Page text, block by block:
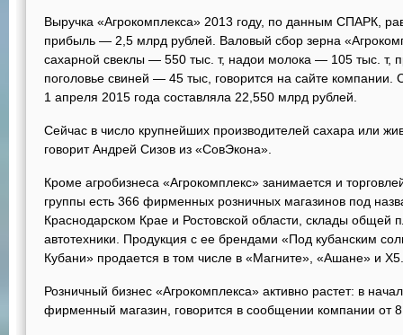
Выручка «Агрокомплекса» 2013 году, по данным СПАРК,
прибыль — 2,5 млрд рублей. Валовый сбор зерна
сахарной свеклы — 550 тыс. т, надои молока — 105 тыс. т,
поголовье свиней — 45 тыс, говорится на сайте компании.
1 апреля 2015 года составляла 22,550 млрд рублей.
Сейчас в число крупнейших производителей сахара или
говорит Андрей Сизов из «СовЭкона».
Кроме агробизнеса «Агрокомплекс» занимается и
группы есть 366 фирменных розничных магазинов под
Краснодарском Крае и Ростовской области, склады
автотехники. Продукция с ее брендами «Под кубанским
Кубани» продается в том числе в «Магните», «Ашане» и X5.
Розничный бизнес «Агрокомплекса» активно растет: в
фирменный магазин, говорится в сообщении компании от